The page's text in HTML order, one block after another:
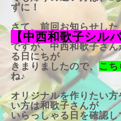
ずに！
さて、前回お知らせした
【中西和歌子シル
ですが、中西和歌子さ
る日にちが
きまりましたので、こち
ね♪
オリジナルを作りたい
い方は和歌子さんが
いらっしゃる日を確認